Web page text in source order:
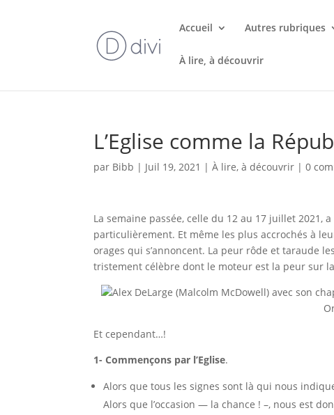
Accueil Autres rubriques
À lire, à découvrir
L’Eglise comme la
par Bibb | Juil 19, 2021 |À lire, à découvrir |0
La semaine passée, celle du 12 au 17 juillet 2021,
particulièrement. Et même les plus accrochés à
orages qui s’annoncent. La peur rôde et taraude
tristement célèbre dont le moteur est la peur sur
Alex DeLarge (Malcolm McDowell) avec son
Et cependant…!
1- Commençons par l’Eglise.
Alors que tous les signes sont là qui nous
Alors que l’occasion — la chance ! –, nous est